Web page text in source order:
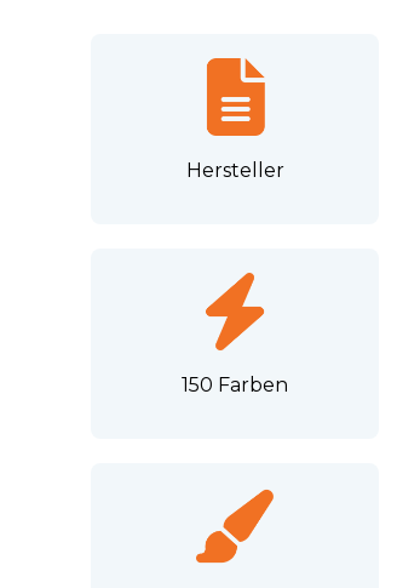
Hersteller
150 Farben